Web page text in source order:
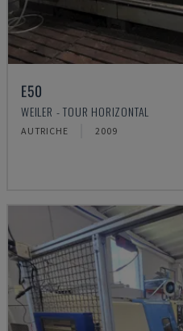
E50
WEILER - TOUR HORIZONTAL
AUTRICHE 2009